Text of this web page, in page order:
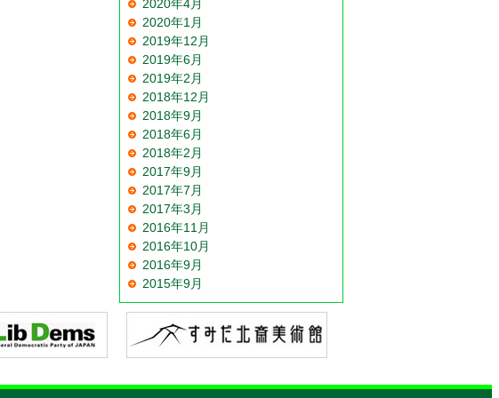
2020年4月
2020年1月
2019年12月
2019年6月
2019年2月
2018年12月
2018年9月
2018年6月
2018年2月
2017年9月
2017年7月
2017年3月
2016年11月
2016年10月
2016年9月
2015年9月